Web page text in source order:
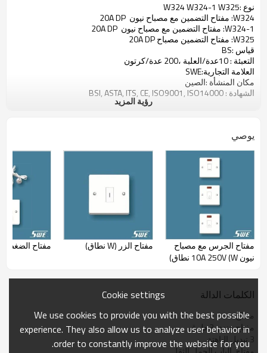
نوع :W324 W324-1 W325
W324: مفتاح التضمين مع مصباح نيون 20A DP
W324-1: مفتاح التضمين مع مصباح نيون 20A DP
W325: مفتاح التضمين مصباح 20A DP
قياس :BS
التعبئة : 10عدة/العلبة ،200 عدة/كرتون
العلامة التجارية:SWE
مكان المنشأة :الصين
الشهادة : BSI, ASTA, ITS, CE, ISO9001, ISO14000
رؤية المزيد
يوصي
مفتاح الجرس مع مصباح
نيون 10A 250V (W نطاق)
مفتاح الزر (W نطاق) مفتاح الضغط(W نطاق)
الكلمات الدالة
مفتاح
مفتاح عندى 3 طرق
3 تبديل الباهتة
Cookie settings
We use cookies to provide you with the best possible
experience. They also allow us to analyze user behavior in
order to constantly improve the website for you.